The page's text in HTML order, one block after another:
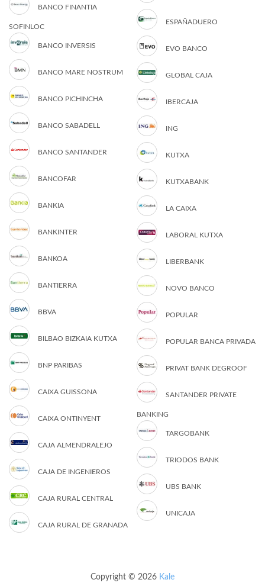
BANCO FINANTIA
SOFINLOC
BANCO INVERSIS
BANCO MARE NOSTRUM
BANCO PICHINCHA
BANCO SABADELL
BANCO SANTANDER
BANCOFAR
BANKIA
BANKINTER
BANKOA
BANTIERRA
BBVA
BILBAO BIZKAIA KUTXA
BNP PARIBAS
CAIXA GUISSONA
CAIXA ONTINYENT
CAJA ALMENDRALEJO
CAJA DE INGENIEROS
CAJA RURAL CENTRAL
CAJA RURAL DE GRANADA
ESPAÑADUERO
EVO BANCO
GLOBAL CAJA
IBERCAJA
ING
KUTXA
KUTXABANK
LA CAIXA
LABORAL KUTXA
LIBERBANK
NOVO BANCO
POPULAR
POPULAR BANCA PRIVADA
PRIVAT BANK DEGROOF
SANTANDER PRIVATE
BANKING
TARGOBANK
TRIODOS BANK
UBS BANK
UNICAJA
Copyright © 2026 Kale